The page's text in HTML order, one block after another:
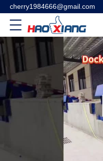
cherry1984666@gmail.com